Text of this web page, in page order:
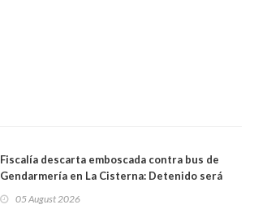
Fiscalía descarta emboscada contra bus de
Gendarmería en La Cisterna: Detenido será
05 August 2026